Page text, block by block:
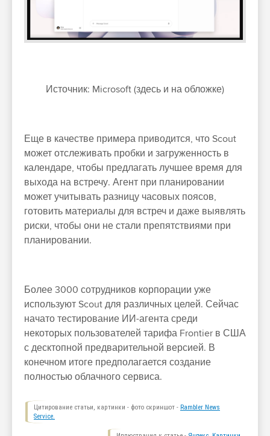
Источник: Microsoft (здесь и на обложке)
Еще в качестве примера приводится, что Scout
может отслеживать пробки и загруженность в
календаре, чтобы предлагать лучшее время для
выхода на встречу. Агент при планировании
может учитывать разницу часовых поясов,
готовить материалы для встреч и даже выявлять
риски, чтобы они не стали препятствиями при
планировании.
Более 3000 сотрудников корпорации уже
используют Scout для различных целей. Сейчас
начато тестирование ИИ-агента среди
некоторых пользователей тарифа Frontier в США
с десктопной предварительной версией. В
конечном итоге предполагается создание
полностью облачного сервиса.
Цитирование статьи, картинки - фото скриншот - Rambler News
Service.